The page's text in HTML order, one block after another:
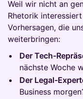
Weil wir nicht an
Rhetorik
Vorhersagen, die
weiterbringen:
Der Tech-
nächste Woche
Der Legal-
Business